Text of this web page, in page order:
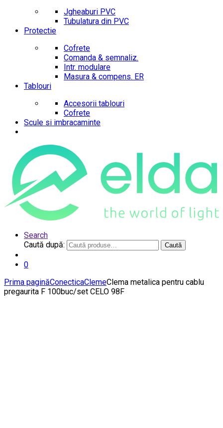
Jgheaburi PVC
Tubulatura din PVC
Protectie
Cofrete
Comanda & semnaliz.
Intr. modulare
Masura & compens. ER
Tablouri
Accesorii tablouri
Cofrete
Scule si imbracaminte
Search
Caută după:
Caută
0
Prima paginăConecticaClemeClema metalica pentru cablu
pregaurita F 100buc/set CELO 98F